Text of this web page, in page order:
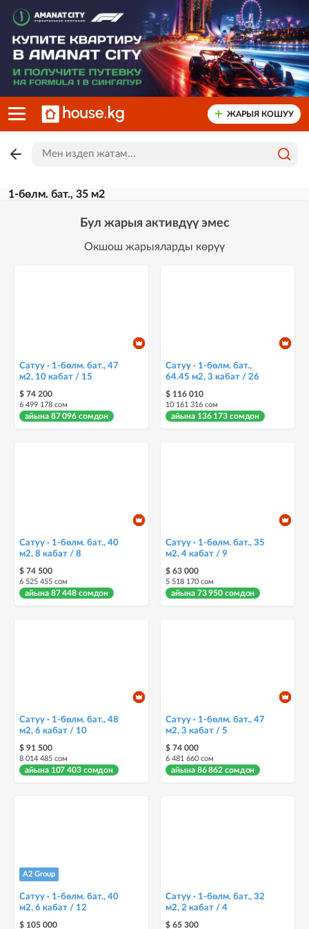
ЖАРЫЯ КОШУУ
1-бөлм. бат., 35 м2
Бул жарыя активдүү эмес
Окшош жарыяларды көрүү
Сатуу · 1-бөлм. бат., 47
м2, 10 кабат / 15
$ 74 200
6 499 178 сом
айына 87 096 сомдон
Сатуу · 1-бөлм. бат.,
64.45 м2, 3 кабат / 26
$ 116 010
10 161 316 сом
айына 136 173 сомдон
Сатуу · 1-бөлм. бат., 40
м2, 8 кабат / 8
$ 74 500
6 525 455 сом
айына 87 448 сомдон
Сатуу · 1-бөлм. бат., 35
м2, 4 кабат / 9
$ 63 000
5 518 170 сом
айына 73 950 сомдон
Сатуу · 1-бөлм. бат., 48
м2, 6 кабат / 10
$ 91 500
8 014 485 сом
айына 107 403 сомдон
Сатуу · 1-бөлм. бат., 47
м2, 3 кабат / 5
$ 74 000
6 481 660 сом
айына 86 862 сомдон
A2 Group
Сатуу · 1-бөлм. бат., 40
м2, 6 кабат / 12
$ 105 000
Сатуу · 1-бөлм. бат., 32
м2, 2 кабат / 4
$ 65 300